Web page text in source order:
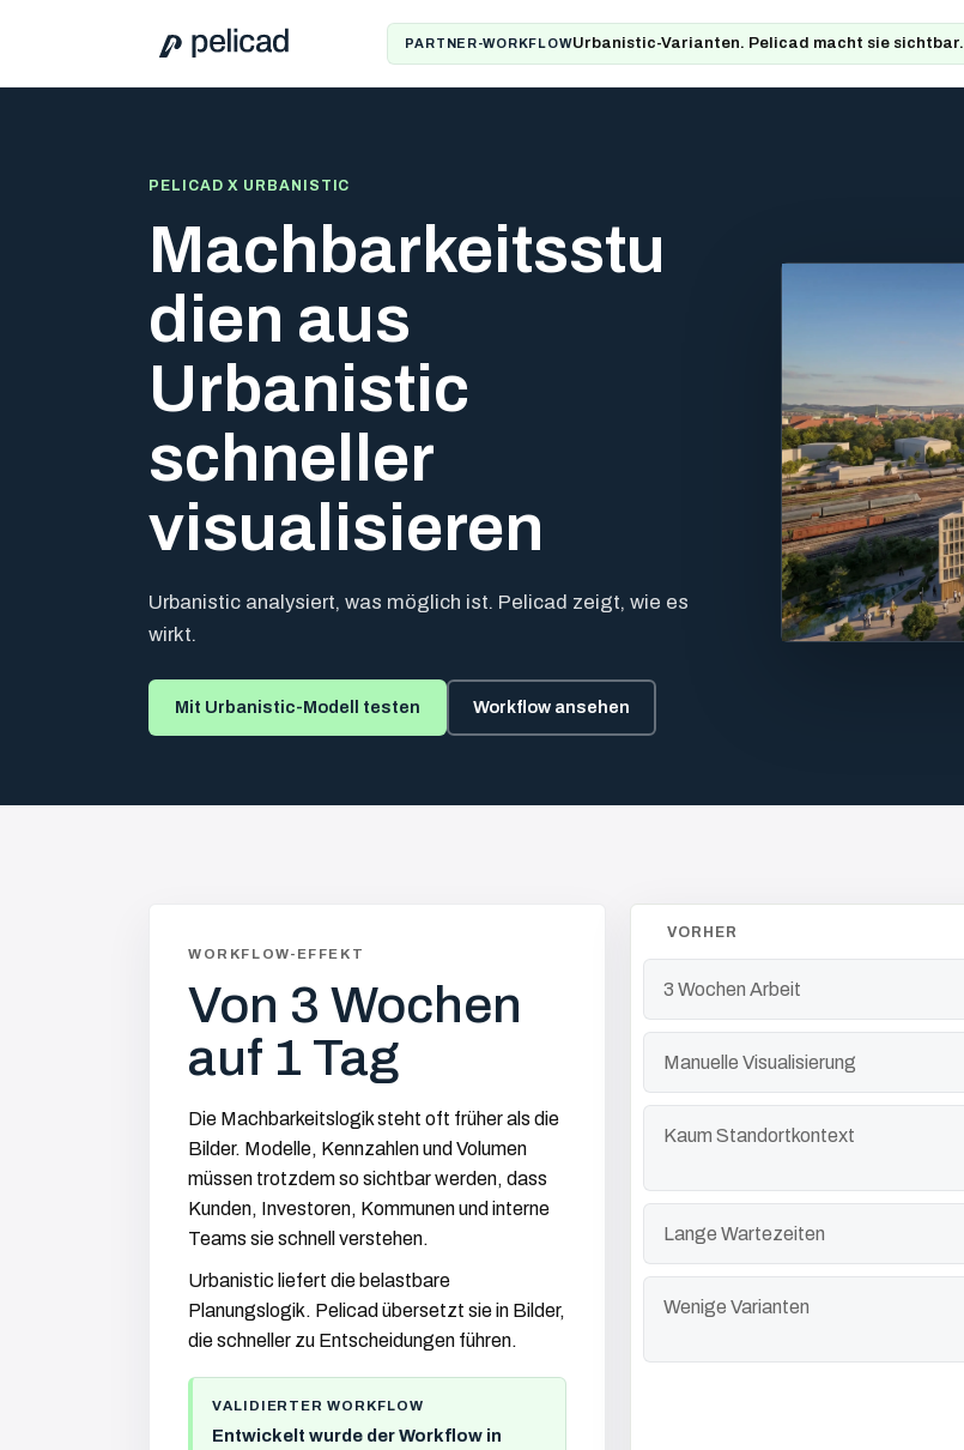
PARTNER-WORKFLOWUrbanistic-Varianten. Pelicad macht sie sichtbar.
PELICAD X URBANISTIC
Machbarkeitsstu
dien aus
Urbanistic
schneller
visualisieren
Urbanistic analysiert, was möglich ist. Pelicad zeigt, wie es
wirkt.
Mit Urbanistic-Modell testen Workflow ansehen
WORKFLOW-EFFEKT
Von 3 Wochen
auf 1 Tag
Die Machbarkeitslogik steht oft früher als die
Bilder. Modelle, Kennzahlen und Volumen
müssen trotzdem so sichtbar werden, dass
Kunden, Investoren, Kommunen und interne
Teams sie schnell verstehen.
Urbanistic liefert die belastbare
Planungslogik. Pelicad übersetzt sie in Bilder,
die schneller zu Entscheidungen führen.
VALIDIERTER WORKFLOW
Entwickelt wurde der Workflow in
VORHER
3 Wochen Arbeit
Manuelle Visualisierung
Kaum Standortkontext
Lange Wartezeiten
Wenige Varianten